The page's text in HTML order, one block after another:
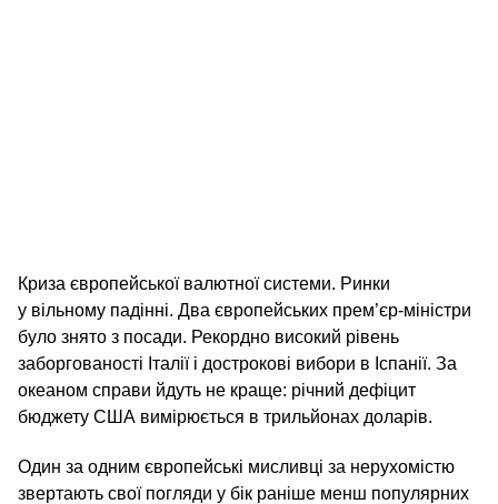
Криза європейської валютної системи. Ринки
у вільному падінні. Два європейських прем’єр-міністри
було знято з посади. Рекордно високий рівень
заборгованості Італії і дострокові вибори в Іспанії. За
океаном справи йдуть не краще: річний дефіцит
бюджету США вимірюється в трильйонах доларів.
Один за одним європейські мисливці за нерухомістю
звертають свої погляди у бік раніше менш популярних